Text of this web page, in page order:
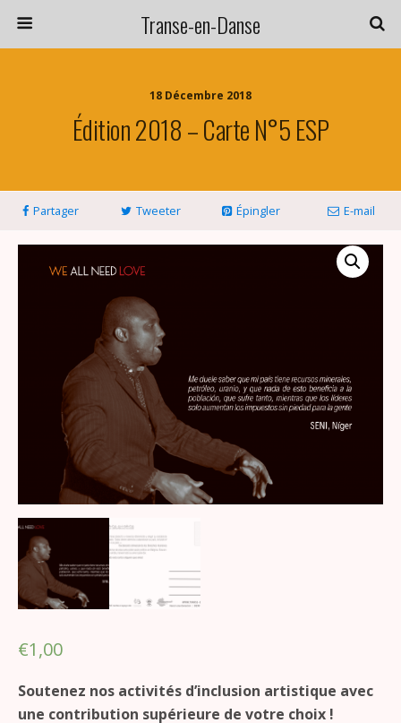
Transe-en-Danse
18 Décembre 2018
Édition 2018 – Carte N°5 ESP
Partager Tweeter Épingler E-mail
€1,00
Soutenez nos activités d’inclusion artistique avec
une contribution supérieure de votre choix !